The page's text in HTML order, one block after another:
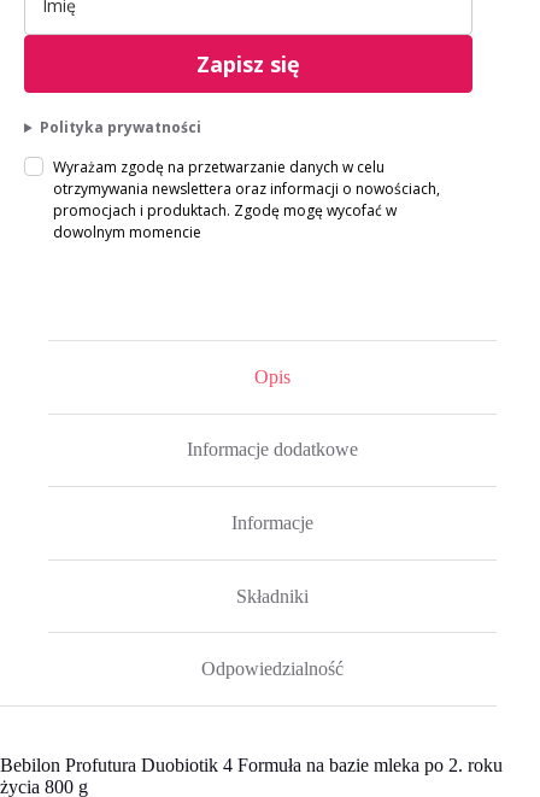
Zapisz się
Polityka prywatności
Wyrażam zgodę na przetwarzanie danych w celu
otrzymywania newslettera oraz informacji o nowościach,
promocjach i produktach. Zgodę mogę wycofać w
dowolnym momencie
Opis
Informacje dodatkowe
Informacje
Składniki
Odpowiedzialność
Bebilon Profutura Duobiotik 4 Formuła na bazie mleka po 2. roku
życia 800 g